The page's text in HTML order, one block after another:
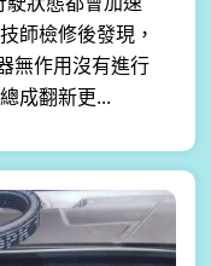
師檢修後發現，
無作用沒有進行
成翻新更...